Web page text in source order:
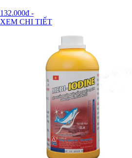
132.000đ -
XEM CHI TIẾT